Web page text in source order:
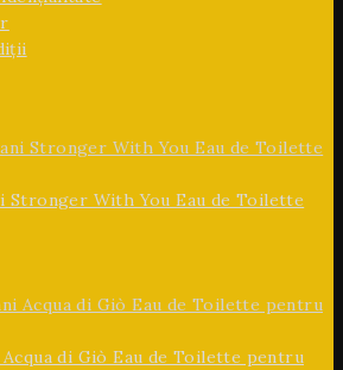
Stronger With You Eau de Toilette
di Giò Eau de Toilette pentru